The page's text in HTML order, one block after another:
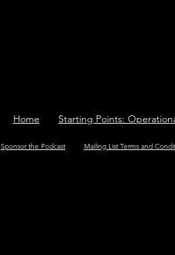
Starting Points:
Mailing List Terms and
Sponsor the Podcast
Home